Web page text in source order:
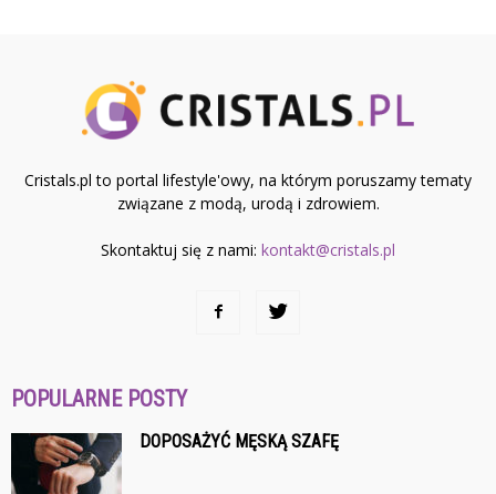
Cristals.pl to portal lifestyle'owy, na którym poruszamy tematy
związane z modą, urodą i zdrowiem.
Skontaktuj się z nami: kontakt@cristals.pl
POPULARNE POSTY
DOPOSAŻYĆ MĘSKĄ SZAFĘ